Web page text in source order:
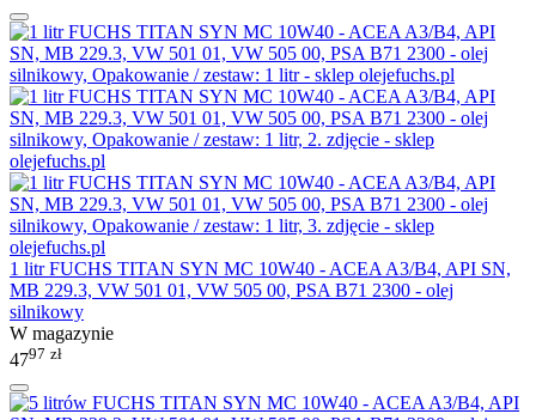
1 litr FUCHS TITAN SYN MC 10W40 - ACEA A3/B4, API SN,
MB 229.3, VW 501 01, VW 505 00, PSA B71 2300 - olej
silnikowy
W magazynie
4797 zł